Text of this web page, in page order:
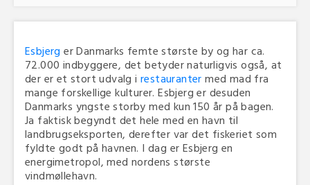
Esbjerg er Danmarks femte største by og har ca.
72.000 indbyggere, det betyder naturligvis også, at
der er et stort udvalg i restauranter med mad fra
mange forskellige kulturer. Esbjerg er desuden
Danmarks yngste storby med kun 150 år på bagen.
Ja faktisk begyndt det hele med en havn til
landbrugseksporten, derefter var det fiskeriet som
fyldte godt på havnen. I dag er Esbjerg en
energimetropol, med nordens største
vindmøllehavn.